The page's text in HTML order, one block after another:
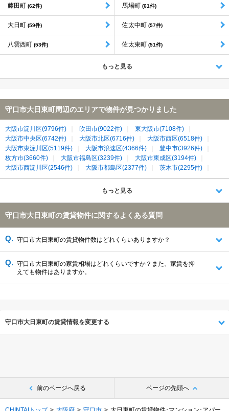
藤田町 (62件) 馬場町 (61件)
大日町 (59件) 佐太中町 (57件)
八雲西町 (53件) 佐太東町 (51件)
もっと見る
守口市大日東町周辺のエリアで物件が見つかりました
大阪市淀川区(9796件) 吹田市(9022件)
東大阪市(7108件)
大阪市中央区(6742件)
大阪市北区(6716件)
大阪市西区(6518件)
大阪市東淀川区(5119件)
大阪市浪速区(4366件)
豊中市(3926件)
枚方市(3660件)
大阪市福島区(3239件)
大阪市東成区(3194件)
大阪市西淀川区(2546件)
大阪市都島区(2377件)
茨木市(2295件)
大阪市城東区(2011件)
寝屋川市(1984件)
大阪市天王寺区(1981件)
摂津市(1297件)
大阪市大正区(492件)
四條畷市(360件) 大阪市此花区(256件)
もっと見る
守口市大日東町の賃貸物件に関するよくある質問
守口市大日東町の賃貸物件数はどれくらいありますか？
守口市大日東町の家賃相場はどれくらいですか？また、家賃を抑
えても物件はありますか。
守口市大日東町の賃貸情報を変更する
前のページへ戻る ページの先頭へ